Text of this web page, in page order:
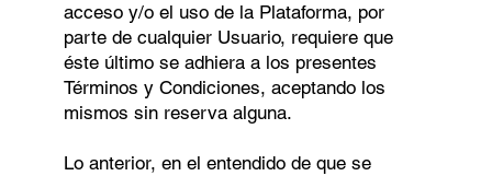
acceso y/o el uso de la Plataforma, por
parte de cualquier Usuario, requiere que
éste último se adhiera a los presentes
Términos y Condiciones, aceptando los
mismos sin reserva alguna.
Lo anterior, en el entendido de que se